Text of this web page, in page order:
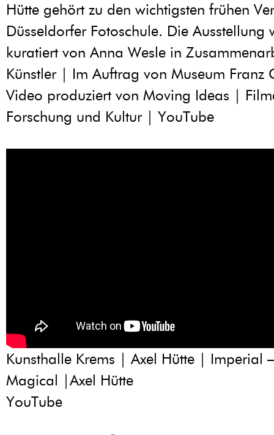
Hütte gehört zu den wichtigsten frühen
Düsseldorfer Fotoschule. Die Ausstellung
kuratiert von Anna Wesle in
Künstler | Im Auftrag von Museum Franz
Video produziert von Moving Ideas |
Forschung und Kultur | YouTube
Kunsthalle Krems | Axel Hütte | Imperial
Magical |Axel Hütte
YouTube